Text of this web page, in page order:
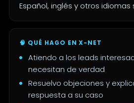
Español, inglés y otros
🧠 QUÉ HAGO EN X-NET
Atiendo a los leads
necesitan de verdad
Resuelvo objeciones y
respuesta a su caso